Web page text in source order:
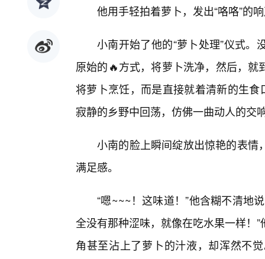
他用手轻拍着萝卜，发出“咯咯”的
小南开始了他的“萝卜处理”仪式
原始的🔥方式，将萝卜洗净，然后，
将萝卜烹饪，而是直接就着清新的生
寂静的乡野中回荡，仿佛一曲动人的交
小南的脸上瞬间绽放出惊艳的表情
满足感。
“嗯~~~！这味道！”他含糊不清地
全没有那种涩味，就像在吃水果一样！
角甚至沾上了萝卜的汁液，却浑然不